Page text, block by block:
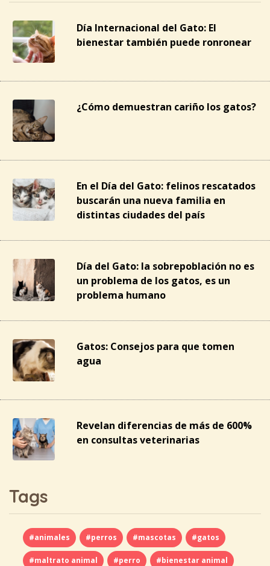
Día Internacional del Gato: El
bienestar también puede ronronear
¿Cómo demuestran cariño los gatos?
En el Día del Gato: felinos rescatados
buscarán una nueva familia en
distintas ciudades del país
Día del Gato: la sobrepoblación no es
un problema de los gatos, es un
problema humano
Gatos: Consejos para que tomen
agua
Revelan diferencias de más de 600%
en consultas veterinarias
Tags
#animales #perros #mascotas #gatos
#maltrato animal #perro #bienestar animal